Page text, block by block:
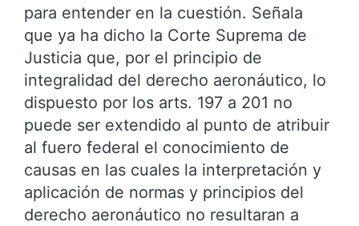
para entender en la cuestión. Señala
que ya ha dicho la Corte Suprema de
Justicia que, por el principio de
integralidad del derecho aeronáutico, lo
dispuesto por los arts. 197 a 201 no
puede ser extendido al punto de atribuir
al fuero federal el conocimiento de
causas en las cuales la interpretación y
aplicación de normas y principios del
derecho aeronáutico no resultaran a